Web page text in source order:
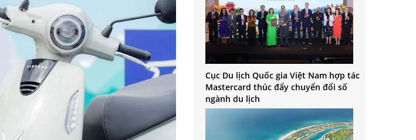
Cục Du lịch Quốc gia Việt Nam hợp tác
Mastercard thúc đẩy chuyển đổi số
ngành du lịch